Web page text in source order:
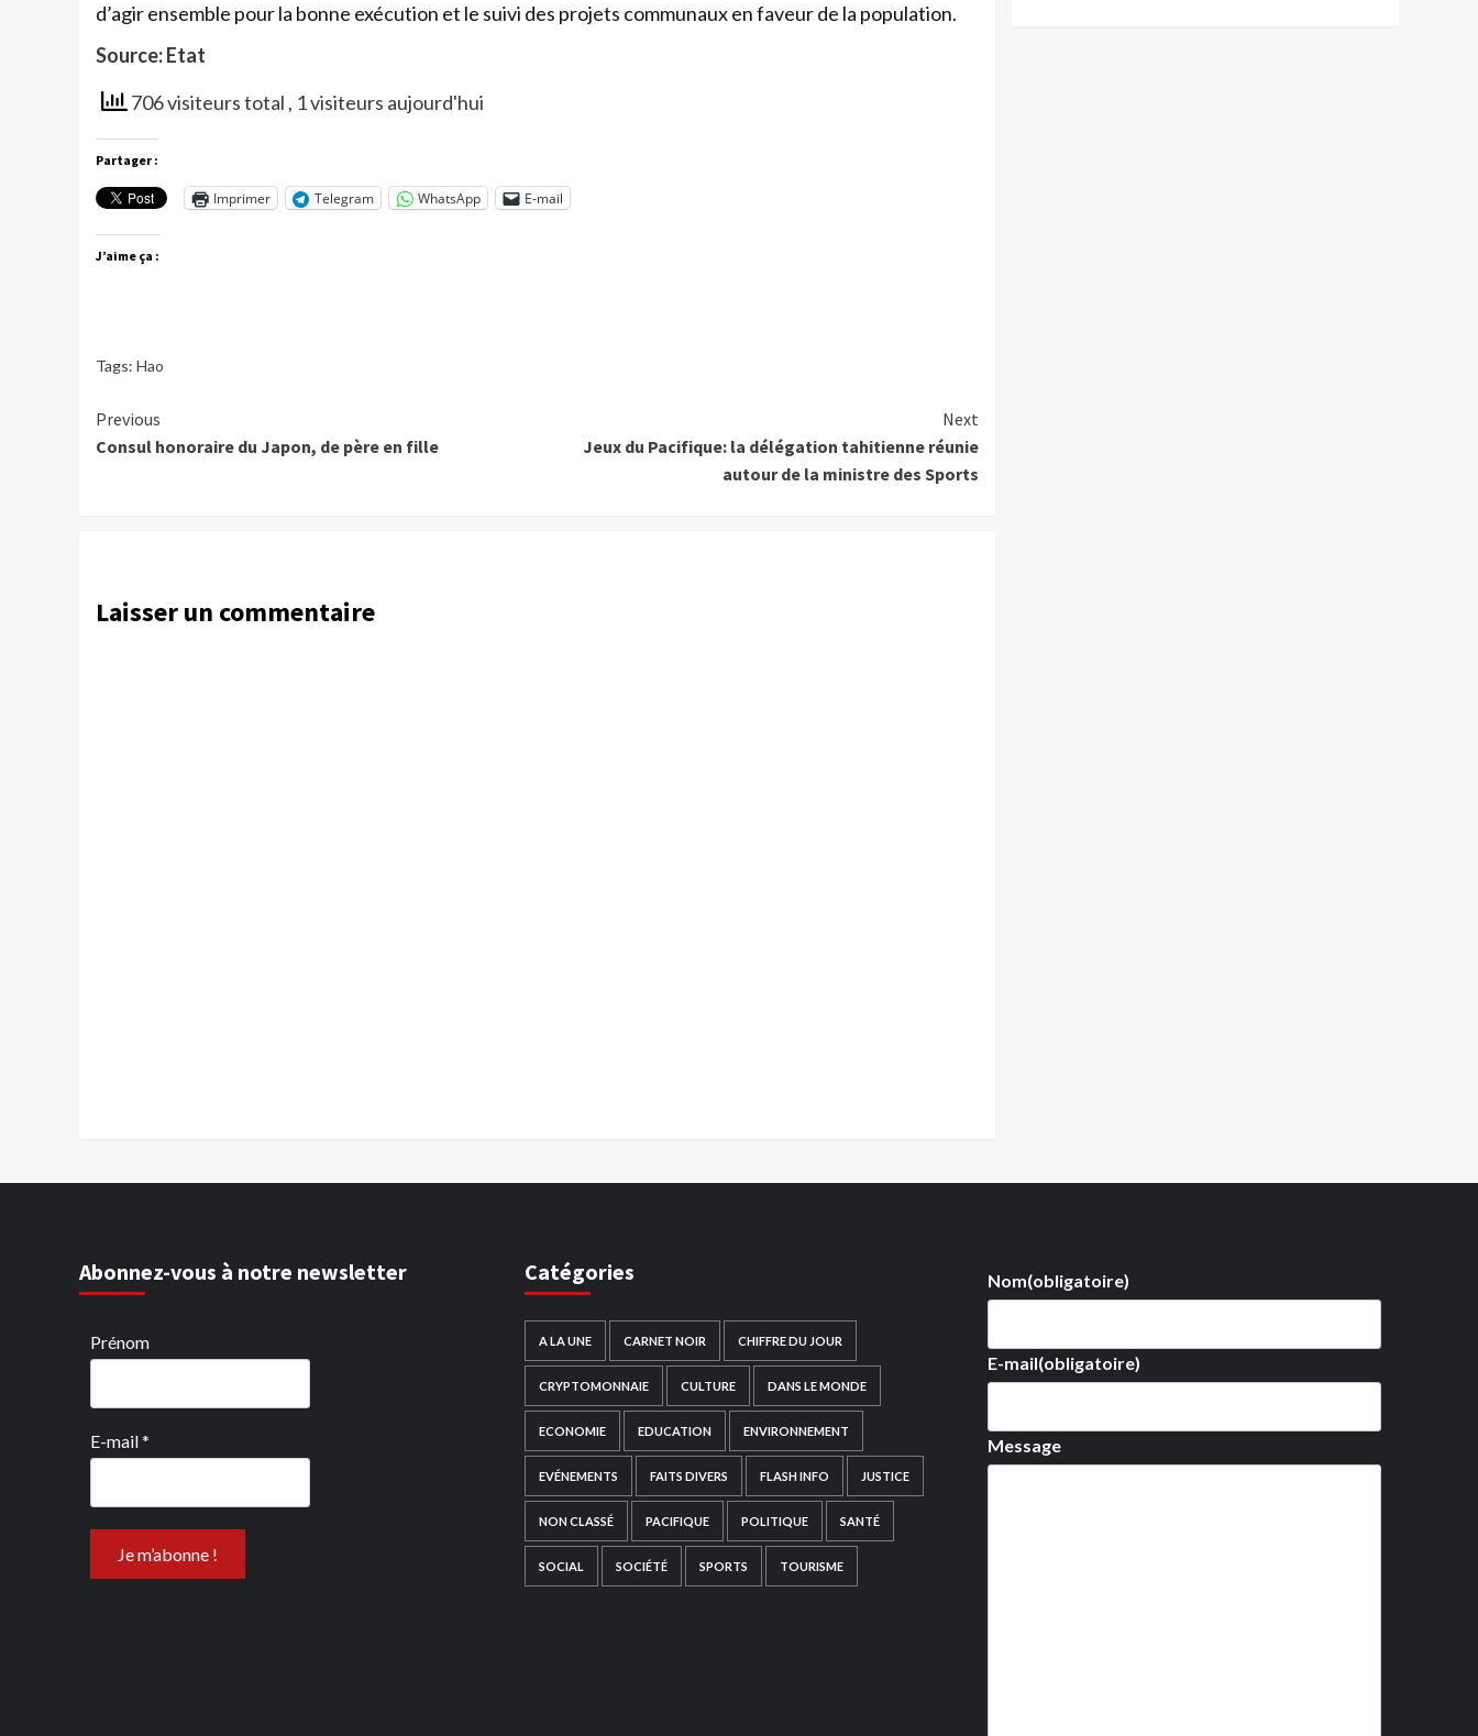
d’agir ensemble pour la bonne exécution et le suivi des projets communaux en faveur de la population.
Source: Etat
706 visiteurs total , 1 visiteurs aujourd'hui
Partager :
Imprimer Telegram WhatsApp E-mail
J’aime ça :
Tags: Hao
Continue
Reading
Previous
Consul honoraire du Japon, de père en fille
Next
Jeux du Pacifique: la délégation tahitienne réunie
autour de la ministre des Sports
Laisser un commentaire
Abonnez-vous à notre newsletter
Prénom
E-mail*
Catégories
A LA UNE CARNET NOIR CHIFFRE DU JOUR
CRYPTOMONNAIE CULTURE DANS LE MONDE
ECONOMIE EDUCATION ENVIRONNEMENT
EVÉNEMENTS FAITS DIVERS FLASH INFO JUSTICE
NON CLASSÉ PACIFIQUE POLITIQUE SANTÉ
SOCIAL SOCIÉTÉ SPORTS TOURISME
Nom(obligatoire)
E-mail(obligatoire)
Message